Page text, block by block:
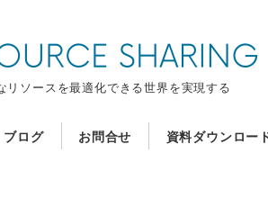
リソースを最適化できる世界を実現する
ブログ お問合せ 資料ダウンロー